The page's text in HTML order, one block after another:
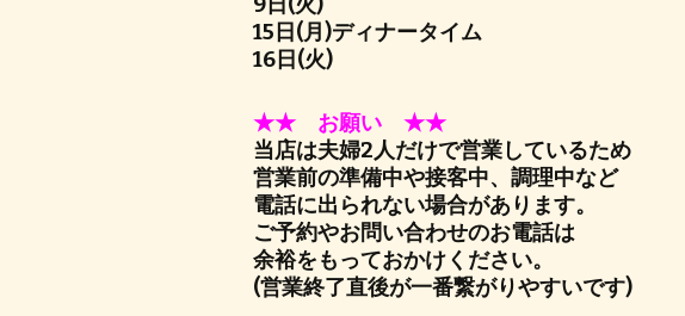
15日(月)ディナータイム
16日(火)
★★ お願い ★★
当店は夫婦2人だけで営業しているため
営業前の準備中や接客中、調理中など
電話に出られない場合があります。
ご予約やお問い合わせのお電話は
余裕をもっておかけください。
(営業終了直後が一番繋がりやすいです)